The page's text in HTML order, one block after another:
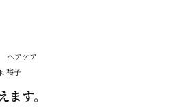
ヘアケア
裕子
ます。